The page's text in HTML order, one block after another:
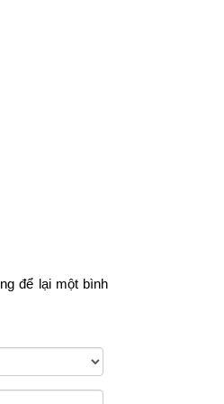
Ngày Hòa Đao
Ngày Lập Tảo
để lại một bình